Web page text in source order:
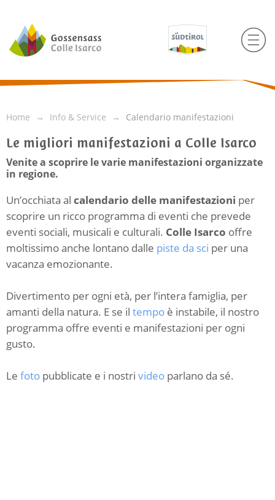
Home Info & Service Calendario manifestazioni
Le migliori manifestazioni a Colle Isarco
Venite a scoprire le varie manifestazioni organizzate
in regione.
Un’occhiata al calendario delle manifestazioni per
scoprire un ricco programma di eventi che prevede
eventi sociali, musicali e culturali. Colle Isarco offre
moltissimo anche lontano dalle piste da sci per una
vacanza emozionante.
Divertimento per ogni età, per l’intera famiglia, per
amanti della natura. E se il tempo è instabile, il nostro
programma offre eventi e manifestazioni per ogni
gusto.
Le foto pubblicate e i nostri video parlano da sé.